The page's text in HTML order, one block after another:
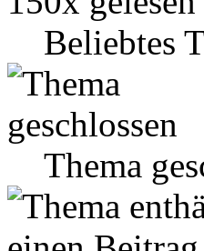
Beliebtes
Thema